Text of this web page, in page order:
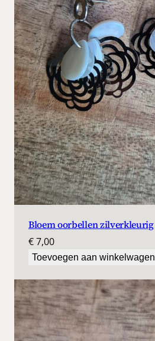
Bloem oorbellen zilverkleurig
€7,00
Toevoegen aan winkelwagen